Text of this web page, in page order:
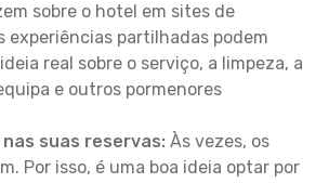
sobre o hotel em sites de
experiências partilhadas podem
real sobre o serviço, a limpeza, a
e outros pormenores
suas reservas: Às vezes, os
Por isso, é uma boa ideia optar por